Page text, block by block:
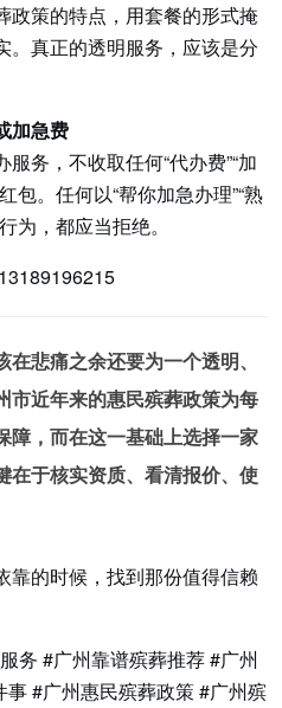
政策的特点，用套餐的形式掩
。真正的透明服务，应该是分
加急费
务，不收取任何“代办费”“加
包。任何以“帮你加急办理”“熟
为，都应当拒绝。
悲痛之余还要为一个透明、
市近年来的惠民殡葬政策为每
障，而在这一基础上选择一家
在于核实资质、看清报价、使
靠的时候，找到那份值得信赖
务 #广州靠谱殡葬推荐 #广州
#广州惠民殡葬政策 #广州殡